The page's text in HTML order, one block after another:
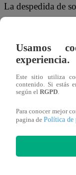
La despedida de
y no dudó en
TE PUEDE
“Oye,
incomodó en lo
Franco, quien
Usamos
experiencia.
Este sitio utiliza
contenido. Si estás
según el RGPD
Para conocer mejor
pagina de Política de